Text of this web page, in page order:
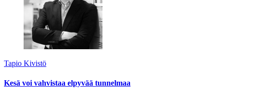
Tapio Kivistö
Kesä voi vahvistaa elpyvää tunnelmaa